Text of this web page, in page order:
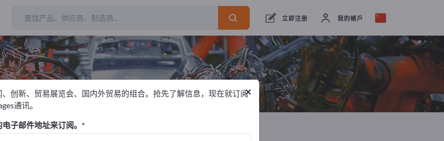
立即注册 我的帳戶
出口商5 制造商
×
、创新、贸易展览会、国内外贸易的组合。抢先了解信息，现在就订阅
通讯。
子邮件地址来订阅。